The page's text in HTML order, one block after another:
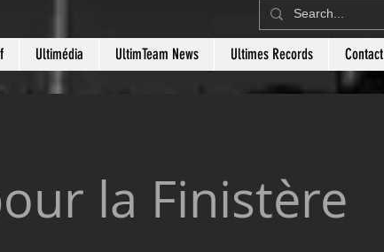
Ultimédia UltimTeam News Ultimes Records Contact
la Finistère